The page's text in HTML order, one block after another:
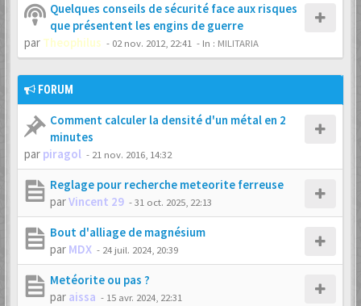
Quelques conseils de sécurité face aux risques
que présentent les engins de guerre
par Theophilus - 02 nov. 2012, 22:41 - In : MILITARIA
FORUM
Comment calculer la densité d'un métal en 2
minutes
par piragol - 21 nov. 2016, 14:32
Reglage pour recherche meteorite ferreuse
parVincent 29 -31 oct. 2025, 22:13
Bout d'alliage de magnésium
par MDX - 24 juil. 2024, 20:39
Metéorite ou pas ?
par aissa - 15 avr. 2024, 22:31